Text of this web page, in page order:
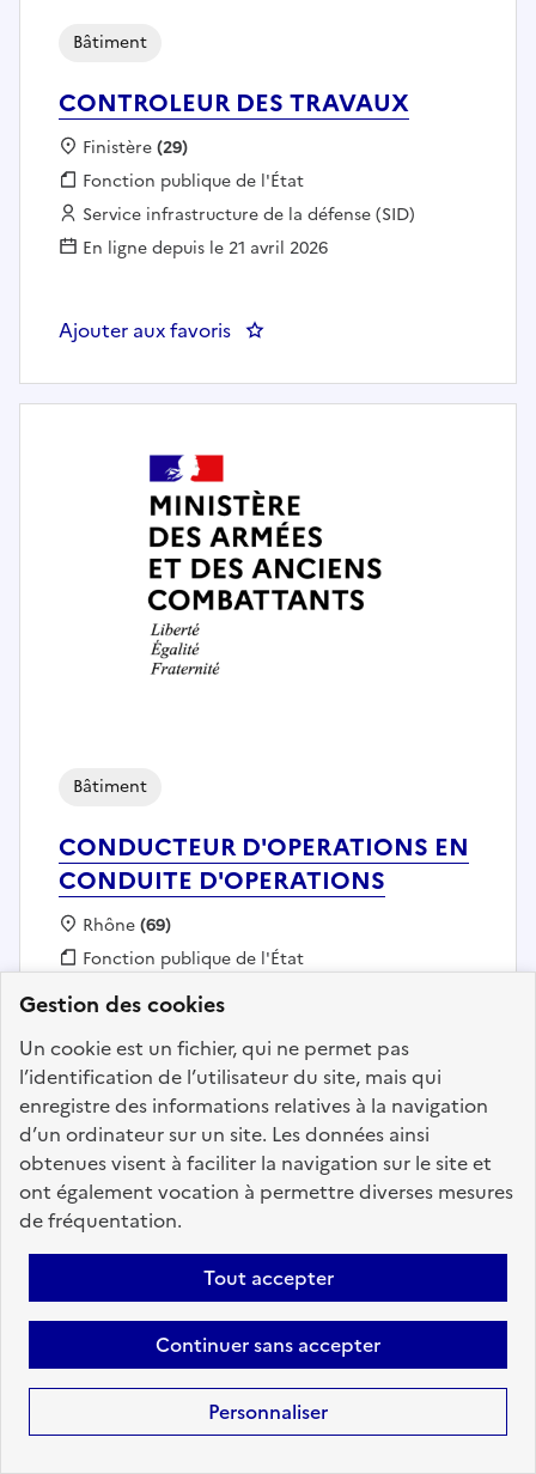
Gestion des cookies
Un cookie est un fichier, qui ne permet pas
l’identification de l’utilisateur du site, mais qui
enregistre des informations relatives à la navigation
d’un ordinateur sur un site. Les données ainsi
obtenues visent à faciliter la navigation sur le site et
ont également vocation à permettre diverses mesures
de fréquentation.
Tout accepter
Continuer sans accepter
Personnaliser
CONTROLEUR DES TRAVAUX
Bâtiment
Localisation :
Finistère(29)
Fonction publique :
Fonction publique de l'État
Employeur :
Service infrastructure de la défense (SID)
En ligne depuis le 21 avril 2026
Ajouter aux favoris : CONTROLEUR DES TRAVAUX
CONDUCTEUR D'OPERATIONS EN
CONDUITE D'OPERATIONS
Bâtiment
Localisation :
Rhône(69)
Fonction publique :
Fonction publique de l'État
Employeur :
Service infrastructure de la défense (SID)
Ajouter aux favoris : CONDUCTEUR
Précédent
94
95 96 108 Suivant
Téléchargez dès à